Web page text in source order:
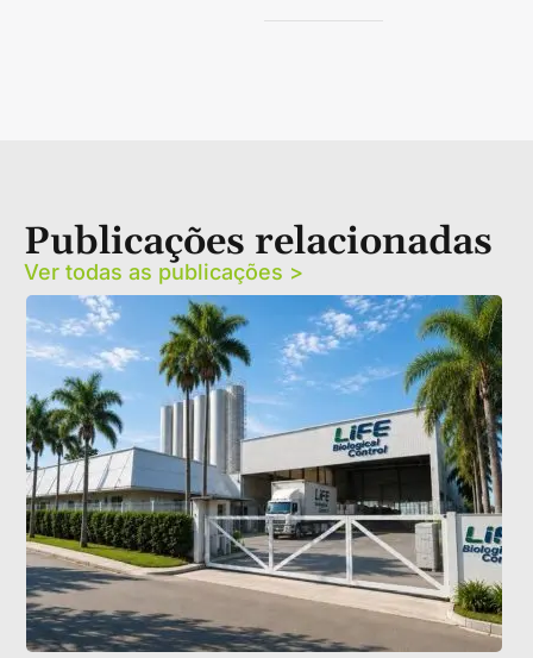
Publicações relacionadas
Ver todas as publicações >